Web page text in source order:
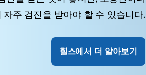
주 검진을 받아야 할 수 있습니다.
힐스에서 더 알아보기